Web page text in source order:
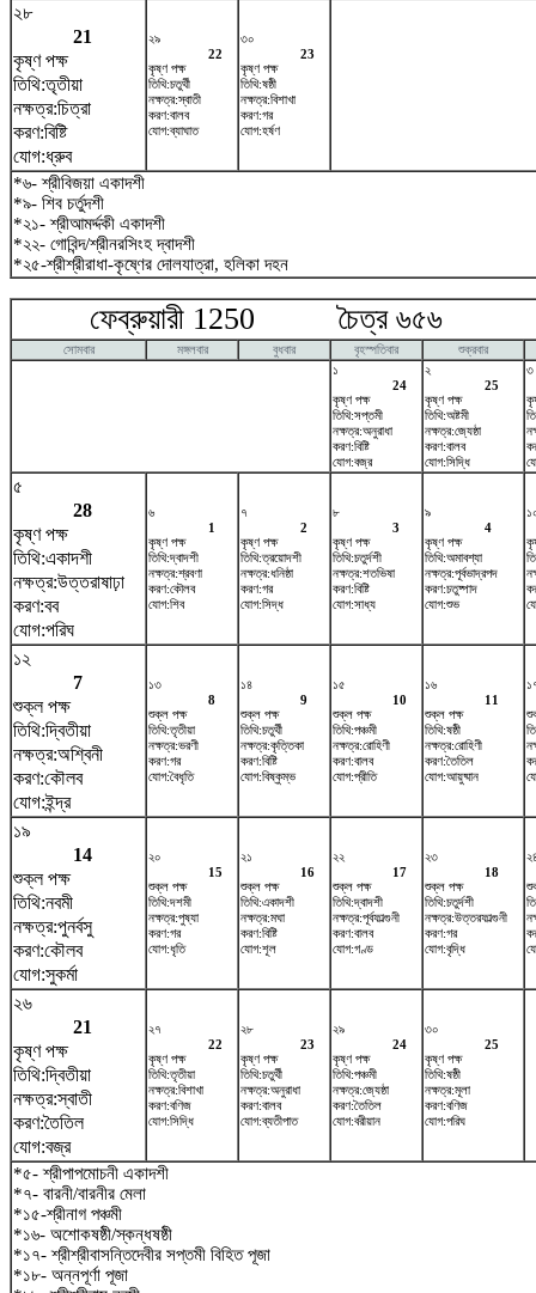
২৮
21
কৃষ্ণ পক্ষ
তিথি:তৃতীয়া
নক্ষত্র:চিত্রা
করণ:বিষ্টি
যোগ:ধ্রুব
২৯
22
কৃষ্ণ পক্ষ
তিথি:চতুর্থী
নক্ষত্র:স্বাতী
করণ:বালব
যোগ:ব্যাঘাত
৩০
23
কৃষ্ণ পক্ষ
তিথি:ষষ্ঠী
নক্ষত্র:বিশাখা
করণ:গর
যোগ:হর্ষণ
*৬- শ্রীবিজয়া একাদশী
*৯- শিব চর্তুদশী
*২১- শ্রীআমর্দ্দকী একাদশী
*২২- গোবিন্দ/শ্রীনরসিংহ দ্বাদশী
*২৫-শ্রীশ্রীরাধা-কৃষ্ণের দোলযাত্রা, হলিকা দহন
ফেব্রুয়ারী 1250 চৈত্র ৬৫৬
সোমবার মঙ্গলবার বুধবার বৃহস্পতিবার
শুক্রবার
১
24
কৃষ্ণ পক্ষ
তিথি:সপ্তমী
নক্ষত্র:অনুরাধা
করণ:বিষ্টি
যোগ:বজ্র
২
25
কৃষ্ণ পক্ষ
তিথি:অষ্টমী
নক্ষত্র:জ্যেষ্ঠা
করণ:বালব
যোগ:সিদ্ধি
৩
৫
28
কৃষ্ণ পক্ষ
তিথি:একাদশী
নক্ষত্র:উত্তরাষাঢ়া
করণ:বব
যোগ:পরিঘ
৬
1
কৃষ্ণ পক্ষ
তিথি:দ্বাদশী
নক্ষত্র:শ্রবণা
করণ:কৌলব
যোগ:শিব
৭
2
কৃষ্ণ পক্ষ
তিথি:ত্রয়োদশী
নক্ষত্র:ধনিষ্ঠা
করণ:গর
যোগ:সিদ্ধ
৮
3
কৃষ্ণ পক্ষ
তিথি:চতুর্দশী
নক্ষত্র:শতভিষ‌া
করণ:বিষ্টি
যোগ:সাধ্য
৯
4
কৃষ্ণ পক্ষ
তিথি:অমাবশ্যা
নক্ষত্র:পূর্বভাদ্রপদ
করণ:চতুষ্পাদ
যোগ:শুভ
১২
7
শুক্ল পক্ষ
তিথি:দ্বিতীয়া
নক্ষত্র:অশ্বিনী
করণ:কৌলব
যোগ:ইন্দ্র
১৩
8
শুক্ল পক্ষ
তিথি:তৃতীয়া
নক্ষত্র:ভরণী
করণ:গর
যোগ:বৈধৃতি
১৪
9
শুক্ল পক্ষ
তিথি:চতুর্থী
নক্ষত্র:কৃত্তিকা
করণ:বিষ্টি
যোগ:বিষ্কুম্ভ
১৫
10
শুক্ল পক্ষ
তিথি:পঞ্চমী
নক্ষত্র:রোহিণী
করণ:বালব
যোগ:প্রীতি
১৬
11
শুক্ল পক্ষ
তিথি:ষষ্ঠী
নক্ষত্র:রোহিণী
করণ:তৈতিল
যোগ:আয়ুষ্মান
১৯
14
শুক্ল পক্ষ
তিথি:নবমী
নক্ষত্র:পুনর্বসু
করণ:কৌলব
যোগ:সুকর্মা
২০
15
শুক্ল পক্ষ
তিথি:দশমী
নক্ষত্র:পুষ্যা
করণ:গর
যোগ:ধৃতি
২১
16
শুক্ল পক্ষ
তিথি:একাদশী
নক্ষত্র:মঘা
করণ:বিষ্টি
যোগ:শূল
২২
17
শুক্ল পক্ষ
তিথি:দ্বাদশী
নক্ষত্র:পূর্বফাল্গুনী
করণ:বালব
যোগ:গণ্ড
২৩
18
শুক্ল পক্ষ
তিথি:চতুর্দশী
নক্ষত্র:উত্তরফাল্গুনী
করণ:গর
যোগ:বৃদ্ধি
২৬
21
কৃষ্ণ পক্ষ
তিথি:দ্বিতীয়া
নক্ষত্র:স্বাতী
করণ:তৈতিল
যোগ:বজ্র
২৭
22
কৃষ্ণ পক্ষ
তিথি:তৃতীয়া
নক্ষত্র:বিশাখা
করণ:বণিজ
যোগ:সিদ্ধি
২৮
23
কৃষ্ণ পক্ষ
তিথি:চতুর্থী
নক্ষত্র:অনুরাধা
করণ:বালব
যোগ:ব্যতীপাত
২৯
24
কৃষ্ণ পক্ষ
তিথি:পঞ্চমী
নক্ষত্র:জ্যেষ্ঠা
করণ:তৈতিল
যোগ:বরীয়ান
৩০
25
কৃষ্ণ পক্ষ
তিথি:ষষ্ঠী
নক্ষত্র:মূলা
করণ:বণিজ
যোগ:পরিঘ
*৫- শ্রীপাপমোচনী একাদশী
*৭- বারনী/বারনীর মেলা
*১৫-শ্রীনাগ পঞ্চমী
*১৬- অশোকষষ্ঠী/স্কন্ধষষ্ঠী
*১৭- শ্রীশ্রীবাসন্তিদেবীর সপ্তমী বিহিত পূজা
*১৮- অন্নপূর্ণা পূজা